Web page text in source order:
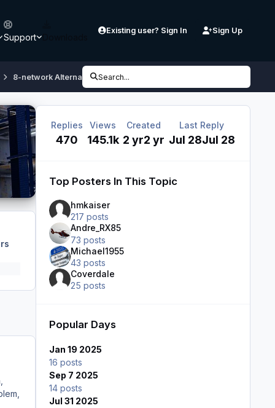
Support
Existing user? Sign In Sign Up
8-network Alternative Search...
Replies
470
Views
145.1k
Created
2 yr2 yr
Last Reply
Jul 28Jul 28
Top Posters In This Topic
hmkaiser
217 posts
Andre_RX85
73 posts
Michael1955
43 posts
Coverdale
25 posts
Popular Days
Jan 19 2025
16 posts
Sep 7 2025
14 posts
Jul 31 2025